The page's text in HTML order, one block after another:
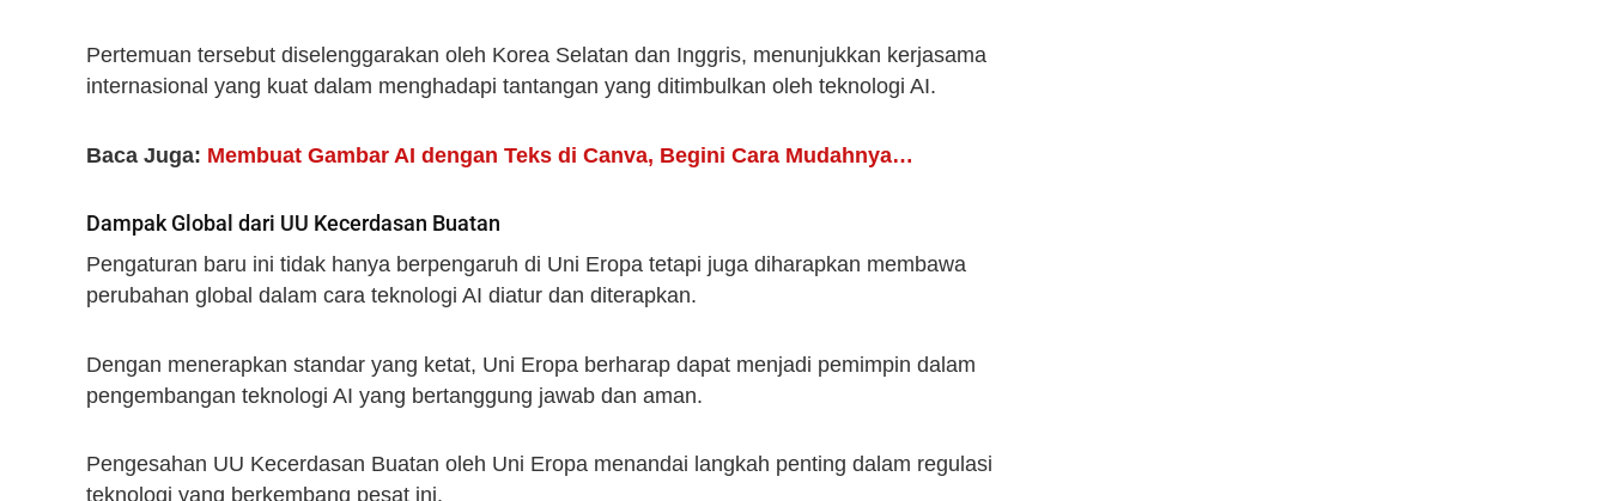
Pertemuan tersebut diselenggarakan oleh Korea Selatan dan Inggris, menunjukkan kerjasama
internasional yang kuat dalam menghadapi tantangan yang ditimbulkan oleh teknologi AI.
Baca Juga: Membuat Gambar AI dengan Teks di Canva, Begini Cara Mudahnya…
Dampak Global dari UU Kecerdasan Buatan
Pengaturan baru ini tidak hanya berpengaruh di Uni Eropa tetapi juga diharapkan membawa
perubahan global dalam cara teknologi AI diatur dan diterapkan.
Dengan menerapkan standar yang ketat, Uni Eropa berharap dapat menjadi pemimpin dalam
pengembangan teknologi AI yang bertanggung jawab dan aman.
Pengesahan UU Kecerdasan Buatan oleh Uni Eropa menandai langkah penting dalam regulasi
teknologi yang berkembang pesat ini.